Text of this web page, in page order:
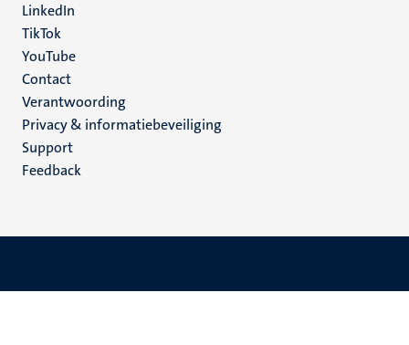
LinkedIn
TikTok
YouTube
Menu
footer
(NL)
Contact
Verantwoording
Privacy & informatiebeveiliging
Support
Feedback